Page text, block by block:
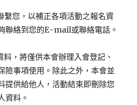
繫您，以補正各項活動之報名資
聯絡到您的E-mail或聯絡電話。
料，將僅供本會辦理入會登記、
險事項使用。除此之外，本會並
提供給他人，活動結束即刪除您
資料。